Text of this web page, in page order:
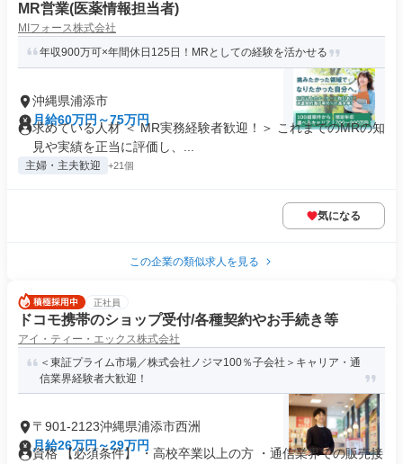
MR営業(医薬情報担当者)
MIフォース株式会社
年収900万可×年間休日125日！MRとしての経験を活かせる
沖縄県浦添市
月給60万円～75万円
求めている人材 ＜ MR実務経験者歓迎！＞ これまでのMRの知
見や実績を正当に評価し、...
主婦・主夫歓迎 +21個
気になる
この企業の類似求人を見る
正社員
ドコモ携帯のショップ受付/各種契約やお手続き等
アイ・ティー・エックス株式会社
＜東証プライム市場／株式会社ノジマ100％子会社＞キャリア・通
信業界経験者大歓迎！
〒901-2123沖縄県浦添市西洲
月給26万円～29万円
資格 【必須条件】 ・高校卒業以上の方 ・通信業界での販売接